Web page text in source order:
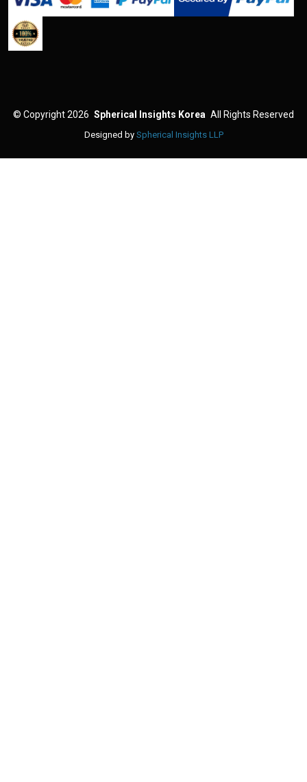
© Copyright 2026 Spherical Insights Korea All Rights Reserved
Designed by Spherical Insights LLP